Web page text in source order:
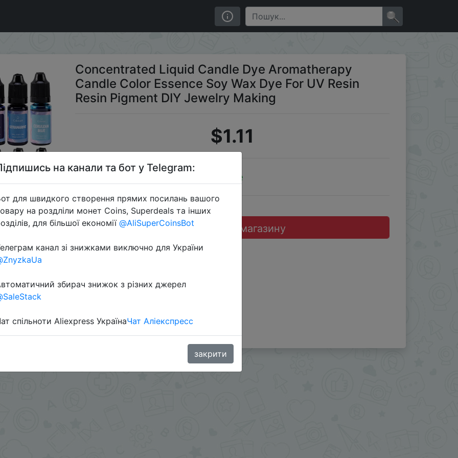
Candle Color Essence Soy Wax Dye For UV Resin Resin Pigment DIY Jewelry Making
Concentrated Liquid Candle Dye Aromatherapy
Candle Color Essence Soy Wax Dye For UV Resin
Resin Pigment DIY Jewelry Making
$1.11
Sale
Перейти до магазину
%2B8jHVizJO6XY3M2Qy
на канали та бот у Telegram:
для швидкого створення прямих посилань вашого
на роздліли монет Coins, Superdeals та інших
для більшої економії @AliSuperCoinsBot
канал зі знижками виключно для України
збирач знижок з різних джерел
спільноти Aliexpress УкраїнаЧат Аліекспресс
закрити